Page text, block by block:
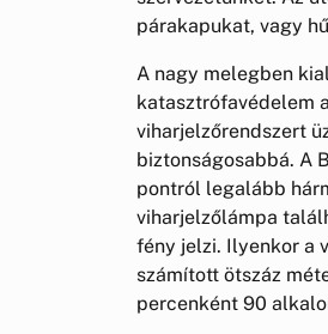
párakapukat, vagy
A nagy melegben
katasztrófavédelem
viharjelzőrendszert
biztonságosabbá. A
pontról legalább
viharjelzőlámpa
fény jelzi. Ilyenkor a
számított ötszáz
percenként 90